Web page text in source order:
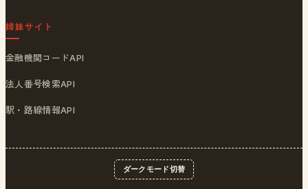
姉妹サイト
金融機関コードAPI
法人番号検索API
駅・路線情報API
ダークモード切替